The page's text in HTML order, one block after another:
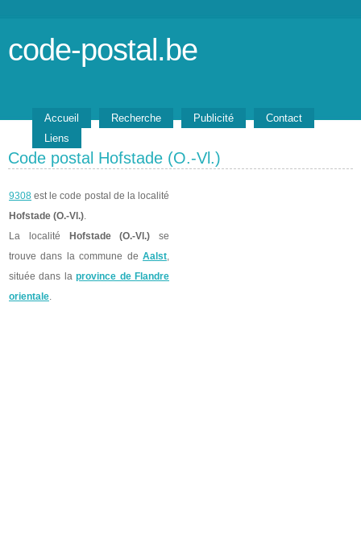
code-postal.be
Accueil Recherche Publicité
Contact
Liens
Code postal Hofstade (O.-Vl.)
9308 est le code postal de la localité
Hofstade (O.-Vl.).
La localité
Hofstade (O.-Vl.) se
trouve dans la commune de Aalst,
située dans laprovince de Flandre
orientale.